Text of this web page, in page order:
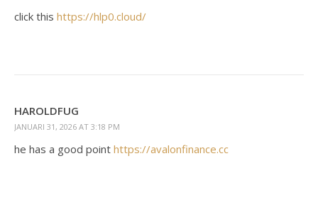
click this https://hlp0.cloud/
HAROLDFUG
JANUARI 31, 2026 AT 3:18 PM
he has a good point https://avalonfinance.cc